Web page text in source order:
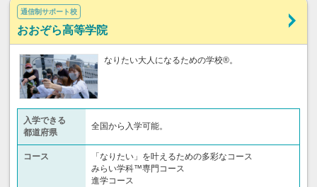
通信制サポート校
おおぞら高等学院
なりたい大人になるための学校®。
入学できる
都道府県
全国から入学可能。
コース
「なりたい」を叶えるための多彩なコース
みらい学科™専門コース
進学コース